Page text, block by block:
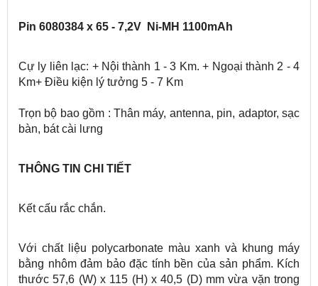
Pin 6080384 x 65 - 7,2V Ni-MH 1100mAh
Cự ly liên lạc: + Nội thành 1 - 3 Km. + Ngoại thành 2 - 4
Km+ Điều kiện lý tưởng 5 - 7 Km
Trọn bộ bao gồm : Thân máy, antenna, pin, adaptor, sạc
bàn, bát cài lưng
THÔNG TIN CHI TIẾT
Kết cấu rắc chắn.
Với chất liệu polycarbonate màu xanh và khung máy
bằng nhôm đảm bảo đặc tính bền của sản phẩm. Kích
thước 57,6 (W) x 115 (H) x 40,5 (D) mm vừa vặn trong